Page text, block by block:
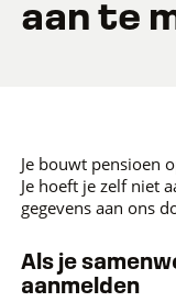
aan te
Je bouwt pensioen
Je hoeft je zelf niet
gegevens aan ons
Als je
aanmelden